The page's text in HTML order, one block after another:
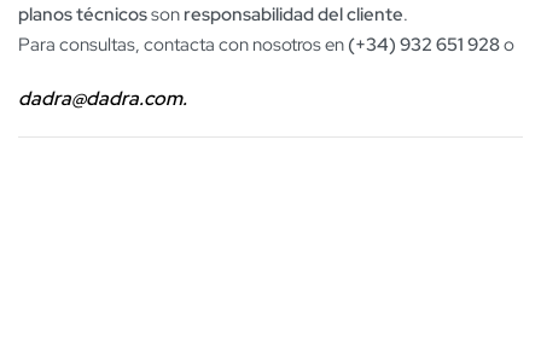
planos técnicosson responsabilidad del cliente.
Para consultas, contacta con nosotros en (+34) 932 651 928o
dadra@dadra.com.